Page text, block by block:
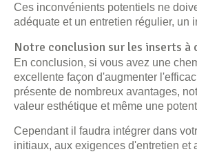
Ces inconvénients potentiels ne
adéquate et un entretien régulier, un
Notre conclusion sur les inserts à
En conclusion, si vous avez une
excellente façon d'augmenter
présente de nombreux avantages,
valeur esthétique et même une
Cependant il faudra intégrer dans
initiaux, aux exigences d'entretien